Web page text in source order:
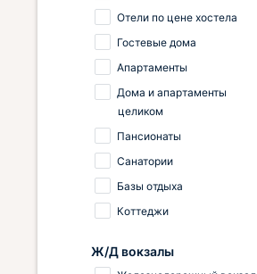
Отели по цене хостела
Гостевые дома
Апартаменты
Дома и апартаменты
целиком
Пансионаты
Санатории
Базы отдыха
Коттеджи
Ж/Д вокзалы